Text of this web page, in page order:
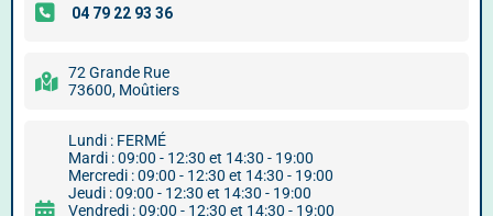
72 Grande Rue
73600, Moûtiers
Lundi : FERMÉ
Mardi : 09:00 - 12:30 et 14:30 - 19:00
Mercredi : 09:00 - 12:30 et 14:30 - 19:00
Jeudi : 09:00 - 12:30 et 14:30 - 19:00
Vendredi : 09:00 - 12:30 et 14:30 - 19:00